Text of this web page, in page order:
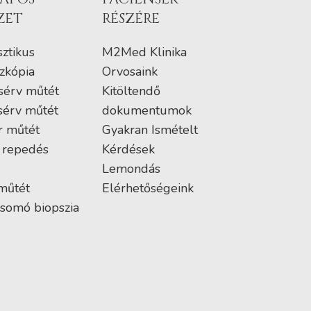
műtét
műtét
műtét
biopszia
RÉSZÉRE
M2Med Klinika
Orvosaink
Kitöltendő
dokumentumok
Gyakran Ismételt
Kérdések
Lemondás
Elérhetőségeink